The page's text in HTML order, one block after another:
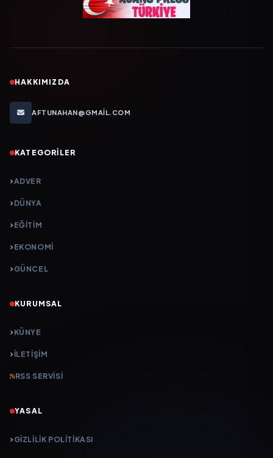
HAKKIMIZDA
AFTUNAHAN@GMAIL.COM
KATEGORILER
ADVER
DÜNYA
EĞİTİM
EKONOMİ
GÜNCEL
KURUMSAL
KÜNYE
İLETIŞIM
RSS SERVISI
YASAL
GIZLILIK POLITIKASI